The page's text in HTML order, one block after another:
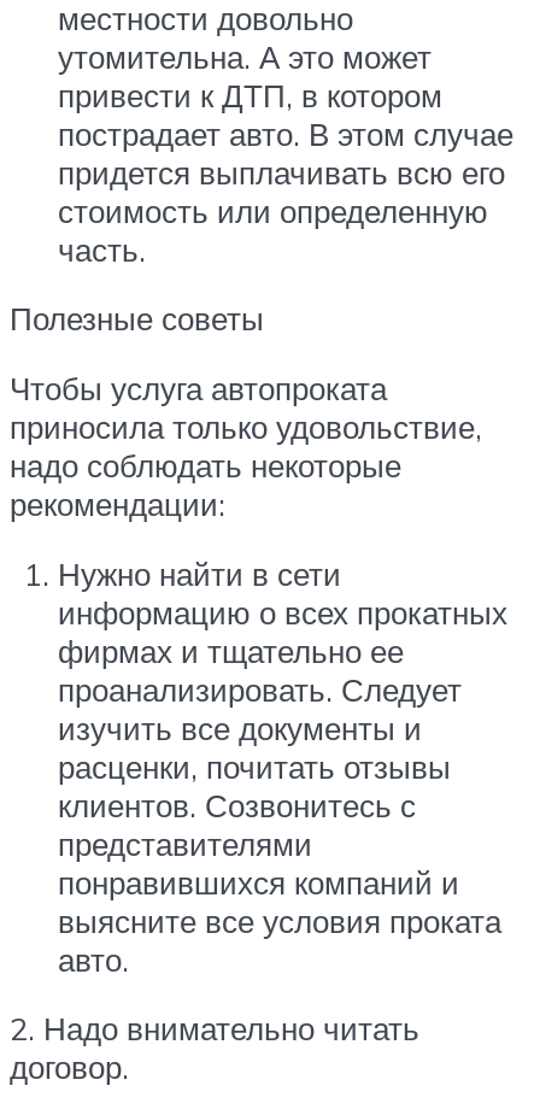
местности довольно
утомительна. А это может
привести к ДТП, в котором
пострадает авто. В этом случае
придется выплачивать всю его
стоимость или определенную
часть.
Полезные советы
Чтобы услуга автопроката
приносила только удовольствие,
надо соблюдать некоторые
рекомендации:
Нужно найти в сети
информацию о всех прокатных
фирмах и тщательно ее
проанализировать. Следует
изучить все документы и
расценки, почитать отзывы
клиентов. Созвонитесь с
представителями
понравившихся компаний и
выясните все условия проката
авто.
2. Надо внимательно читать
договор.